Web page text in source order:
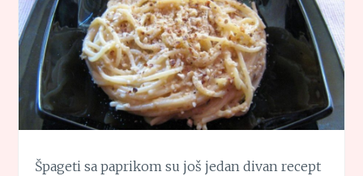
Špageti sa paprikom su još jedan divan recept